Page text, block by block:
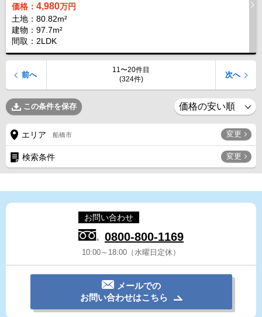
価格： 4,980万円
土地：80.82m²
建物：97.7m²
間取：2LDK
11〜20件目
(324件)
前へ 次へ
この条件を保存
エリア 船橋市 変更
検索条件 変更
お問い合わせ
0800-800-1169
10:00～18:00（水曜日定休）
メールでの
お問い合わせはこちら